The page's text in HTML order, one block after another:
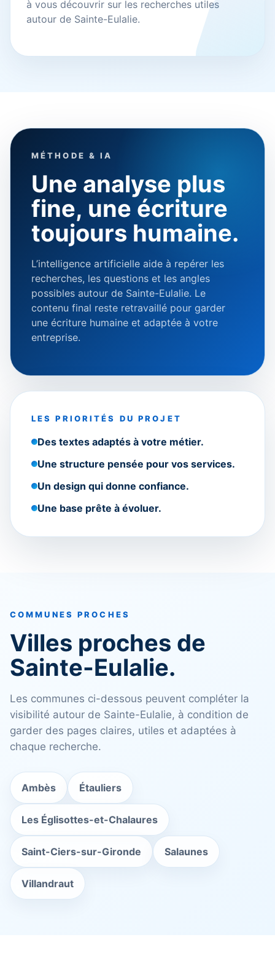
à vous découvrir sur les recherches utiles
autour de Sainte-Eulalie.
MÉTHODE & IA
Une analyse plus
fine, une écriture
toujours humaine.
L’intelligence artificielle aide à repérer les
recherches, les questions et les angles
possibles autour de Sainte-Eulalie. Le
contenu final reste retravaillé pour garder
une écriture humaine et adaptée à votre
entreprise.
LES PRIORITÉS DU PROJET
Des textes adaptés à votre métier.
Une structure pensée pour vos services.
Un design qui donne confiance.
Une base prête à évoluer.
COMMUNES PROCHES
Villes proches de
Sainte-Eulalie.
Les communes ci-dessous peuvent compléter la
visibilité autour de Sainte-Eulalie, à condition de
garder des pages claires, utiles et adaptées à
chaque recherche.
Ambès Étauliers
Les Églisottes-et-Chalaures
Saint-Ciers-sur-Gironde Salaunes
Villandraut